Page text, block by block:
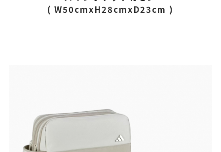
( W50cmxH28cmxD23cm )